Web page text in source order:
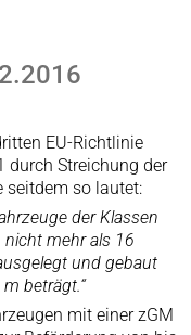
EU-Richtlinie
durch Streichung der
seitdem so lautet:
der Klassen
nicht mehr als 16
und gebaut
beträgt.“
mit einer zGM